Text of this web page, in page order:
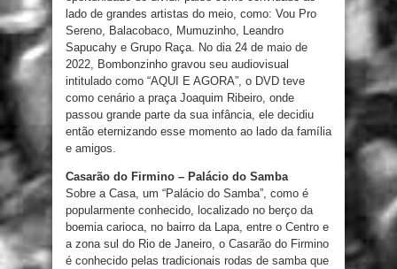
lado de grandes artistas do meio, como: Vou Pro
Sereno, Balacobaco, Mumuzinho, Leandro
Sapucahy e Grupo Raça. No dia 24 de maio de
2022, Bombonzinho gravou seu audiovisual
intitulado como “AQUI E AGORA”, o DVD teve
como cenário a praça Joaquim Ribeiro, onde
passou grande parte da sua infância, ele decidiu
então eternizando esse momento ao lado da família
e amigos.
Casarão do Firmino – Palácio do Samba
Sobre a Casa, um “Palácio do Samba”, como é
popularmente conhecido, localizado no berço da
boemia carioca, no bairro da Lapa, entre o Centro e
a zona sul do Rio de Janeiro, o Casarão do Firmino
é conhecido pelas tradicionais rodas de samba que